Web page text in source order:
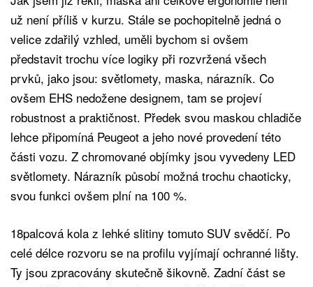
už není příliš v kurzu. Stále se pochopitelně jedná o
velice zdařilý vzhled, uměli bychom si ovšem
představit trochu více logiky při rozvržená všech
prvků, jako jsou: světlomety, maska, nárazník. Co
ovšem EHS nedožene designem, tam se projeví
robustnost a praktičnost. Předek svou maskou chladiče
lehce připomíná Peugeot a jeho nové provedení této
části vozu. Z chromované objímky jsou vyvedeny LED
světlomety. Nárazník působí možná trochu chaoticky,
svou funkci ovšem plní na 100 %.
18palcová kola z lehké slitiny tomuto SUV svědčí. Po
celé délce rozvoru se na profilu vyjímají ochranné lišty.
Ty jsou zpracovány skutečně šikovně. Zadní část se